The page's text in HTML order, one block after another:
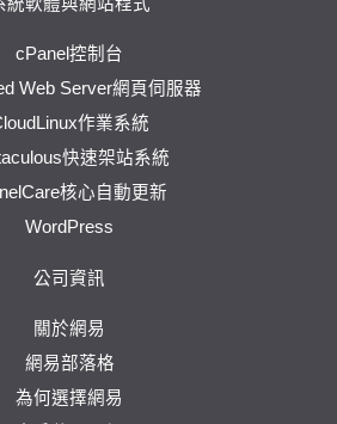
cPanel控制台
Web Server網頁伺服器
作業系統
快速架站系統
核心自動更新
WordPress
公司資訊
關於網易
網易部落格
為何選擇網易